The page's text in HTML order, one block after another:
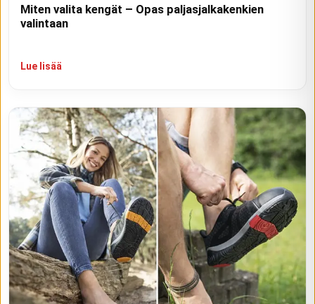
Miten valita kengät – Opas paljasjalkakenkien
valintaan
Lue lisää